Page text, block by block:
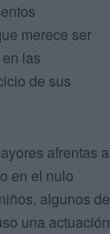
merece ser
las
de sus
afrentas a
en el nulo
algunos de
una actuación